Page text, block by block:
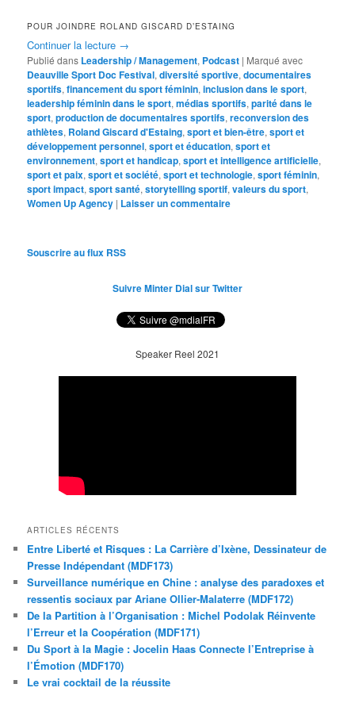
POUR JOINDRE ROLAND GISCARD D’ESTAING
Continuer la lecture →
Publié dans Leadership / Management, Podcast | Marqué avec
Deauville Sport Doc Festival,diversité sportive,documentaires
sportifs,financement du sport féminin,inclusion dans le sport,
leadership féminin dans le sport,médias sportifs,parité dans le
sport,production de documentaires sportifs,reconversion des
athlètes, Roland Giscard d'Estaing,sport et bien-être,sport et
développement personnel,sport et éducation,sport et
environnement,sport et handicap,sport et intelligence artificielle,
sport et paix,sport et société,sport et technologie,sport féminin,
sport impact,sport santé,storytelling sportif,valeurs du sport,
Women Up Agency | Laisser un commentaire
Souscrire au flux RSS
Suivre Minter Dial sur Twitter
Speaker Reel 2021
ARTICLES RÉCENTS
Entre Liberté et Risques : La Carrière d’Ixène, Dessinateur de
Presse Indépendant (MDF173)
Surveillance numérique en Chine : analyse des paradoxes et
ressentis sociaux par Ariane Ollier-Malaterre (MDF172)
De la Partition à l’Organisation : Michel Podolak Réinvente
l’Erreur et la Coopération (MDF171)
Du Sport à la Magie : Jocelin Haas Connecte l’Entreprise à
l’Émotion (MDF170)
Le vrai cocktail de la réussite